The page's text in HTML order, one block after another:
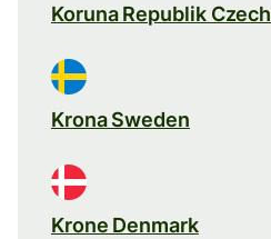
Koruna Republik Czech
Krona Sweden
Krone Denmark